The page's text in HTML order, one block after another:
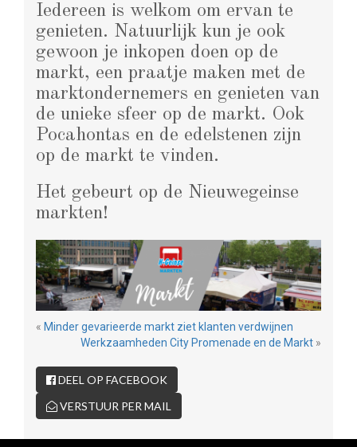
Iedereen is welkom om ervan te
genieten. Natuurlijk kun je ook
gewoon je inkopen doen op de
markt, een praatje maken met de
marktondernemers en genieten van
de unieke sfeer op de markt. Ook
Pocahontas en de edelstenen zijn
op de markt te vinden.
Het gebeurt op de Nieuwegeinse
markten!
« Minder gevarieerde markt ziet klanten verdwijnen
Werkzaamheden City Promenade en de Markt »
DEEL OP FACEBOOK
VERSTUUR PER MAIL